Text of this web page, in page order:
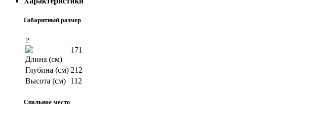
Габаритный размер
?
Длина (см)
171
Глубина (см) 212
Высота (см)
112
Спальное место